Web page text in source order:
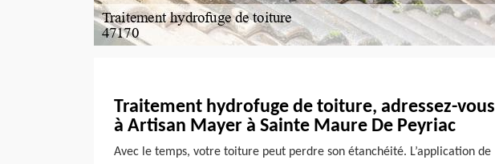
Traitement hydrofuge de toiture, adressez-vous
à Artisan Mayer à Sainte Maure De Peyriac
Avec le temps, votre toiture peut perdre son étanchéité. L’application de